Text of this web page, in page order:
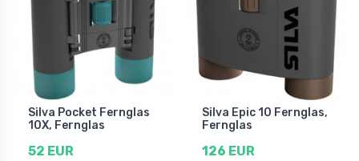
Silva Pocket Fernglas
10X, Fernglas
52 EUR
Silva Epic 10 Fernglas,
Fernglas
126 EUR